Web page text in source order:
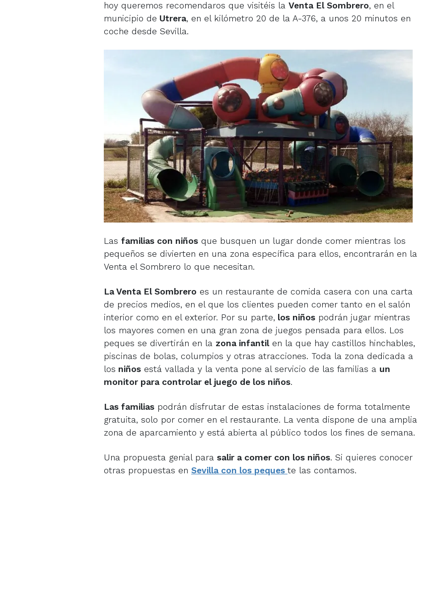
hoy queremos recomendaros que visitéis la Venta El Sombrero, en el
municipio de Utrera, en el kilómetro 20 de la A-376, a unos 20 minutos en
coche desde Sevilla.
Las familias con niños que busquen un lugar donde comer mientras los
pequeños se divierten en una zona específica para ellos, encontrarán en la
Venta el Sombrero lo que necesitan.
La Venta El Sombrero es un restaurante de comida casera con una carta
de precios medios, en el que los clientes pueden comer tanto en el salón
interior como en el exterior. Por su parte, los niños podrán jugar mientras
los mayores comen en una gran zona de juegos pensada para ellos. Los
peques se divertirán en la zona infantilen la que hay castillos hinchables,
piscinas de bolas, columpios y otras atracciones. Toda la zona dedicada a
los niños está vallada y la venta pone al servicio de las familias a un
monitor para controlar el juego de los niños.
Las familias podrán disfrutar de estas instalaciones de forma totalmente
gratuita, solo por comer en el restaurante. La venta dispone de una amplia
zona de aparcamiento y está abierta al público todos los fines de semana.
Una propuesta genial para salir a comer con los niños. Si quieres conocer
otras propuestas en Sevilla con los peques te las contamos.